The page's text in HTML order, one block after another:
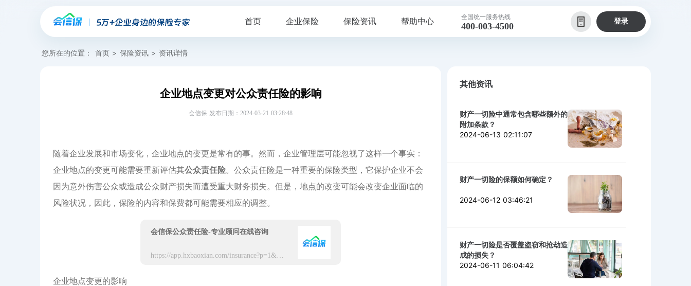
首页 企业保险 保险资讯 帮助中心 全国统一服务热线
400-003-4500 登录
您所在的位置： 首页 > 保险资讯 > 资讯详情
企业地点变更对公众责任险的影响
会信保 发布日期：2024-03-21 03:28:48
随着企业发展和市场变化，企业地点的变更是常有的事。然而，企业管理层可能忽视了这样一个事实：
企业地点的变更可能需要重新评估其公众责任险。公众责任险是一种重要的保险类型，它保护企业不会
因为意外伤害公众或造成公众财产损失而遭受重大财务损失。但是，地点的改变可能会改变企业面临的
风险状况，因此，保险的内容和保费都可能需要相应的调整。
会信保公众责任险-专业顾问在线咨询
https://app.hxbaoxian.com/insurance?p=1&l=20&t=1&c=0&sourceType=web
企业地点变更的影响
其他资讯
财产一切险中通常包含哪些额外的
附加条款？
2024-06-13 02:11:07
财产一切险的保额如何确定？
2024-06-12 03:46:21
财产一切险是否覆盖盗窃和抢劫造
成的损失？
2024-06-11 06:04:42